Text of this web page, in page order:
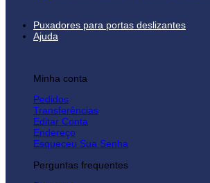
Puxadores para portas deslizantes
Ajuda
Minha conta
Pedidos
Transferências
Editar Conta
Endereço
Esqueceu Sua Senha
Perguntas frequentes